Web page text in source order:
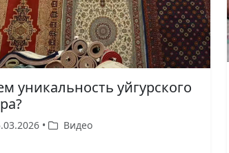
уникальность уйгурского
• Видео